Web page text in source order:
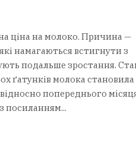
ціна на молоко. Причина —
намагаються встигнути з
подальше зростання.
ґатунків молока становила
попереднього
посиланням...